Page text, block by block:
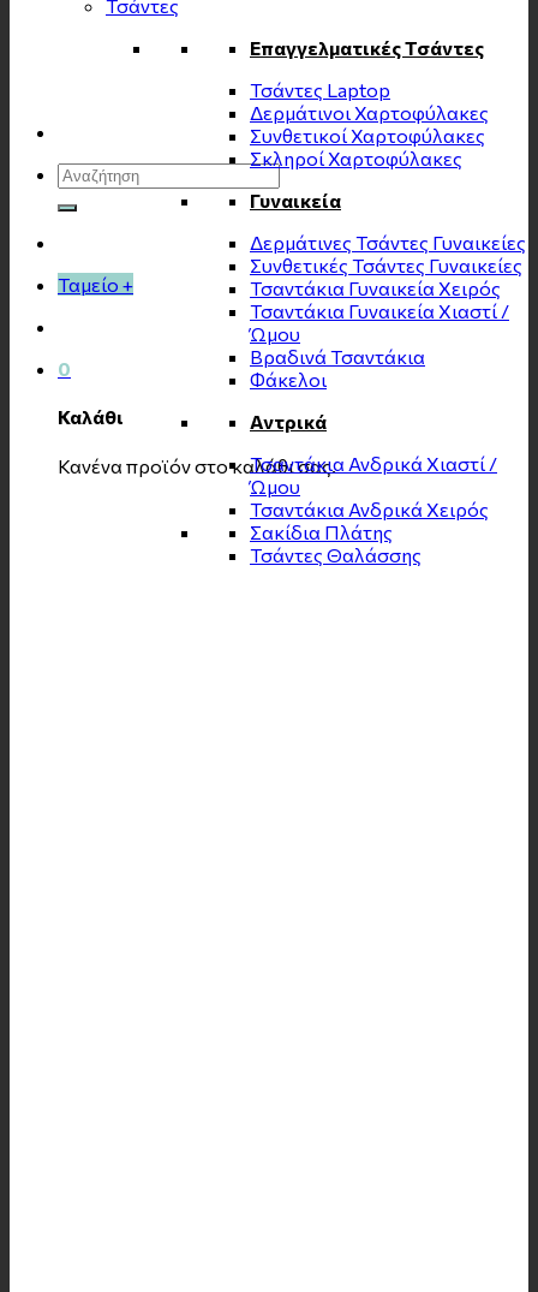
Αναζήτηση
για:
Ταμείο +
0
Καλάθι
Κανένα προϊόν στο καλάθι σας.
Τσάντες
Επαγγελματικές Τσάντες
Τσάντες Laptop
Δερμάτινοι Χαρτοφύλακες
Συνθετικοί Χαρτοφύλακες
Σκληροί Χαρτοφύλακες
Γυναικεία
Δερμάτινες Τσάντες Γυναικείες
Συνθετικές Τσάντες Γυναικείες
Τσαντάκια Γυναικεία Χειρός
Τσαντάκια Γυναικεία Χιαστί /
Ώμου
Βραδινά Τσαντάκια
Φάκελοι
Αντρικά
Τσαντάκια Ανδρικά Χιαστί /
Ώμου
Τσαντάκια Ανδρικά Χειρός
Σακίδια Πλάτης
Τσάντες Θαλάσσης